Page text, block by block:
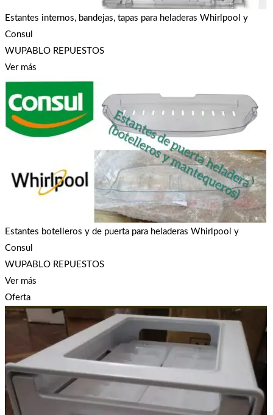
Estantes internos, bandejas, tapas para heladeras Whirlpool y
Consul
WUPABLO REPUESTOS
Ver más
Estantes botelleros y de puerta para heladeras Whirlpool y
Consul
WUPABLO REPUESTOS
Ver más
Oferta